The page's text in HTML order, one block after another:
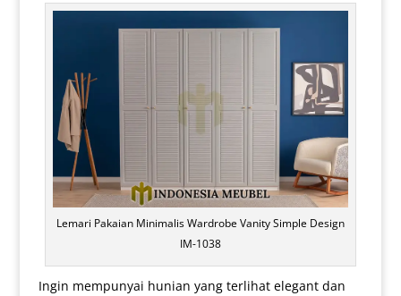
Lemari Pakaian Minimalis Wardrobe Vanity Simple Design
IM-1038
Ingin mempunyai hunian yang terlihat elegant dan